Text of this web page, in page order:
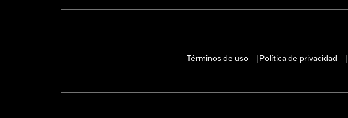
Términos de uso
Política de privacidad